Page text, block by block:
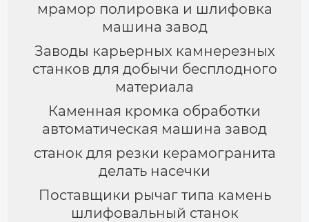
мрамор полировка и шлифовка
машина завод
Заводы карьерных камнерезных
станков для добычи бесплодного
материала
Каменная кромка обработки
автоматическая машина завод
станок для резки керамогранита
делать насечки
Поставщики рычаг типа камень
шлифовальный станок